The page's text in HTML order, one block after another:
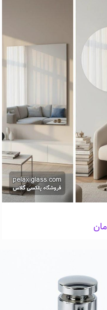
Price